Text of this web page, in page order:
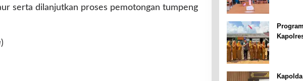
serta dilanjutkan proses pemotongan tumpeng
)